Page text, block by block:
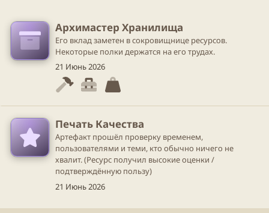
Архимастер Хранилища
Его вклад заметен в сокровищнице ресурсов.
Некоторые полки держатся на его трудах.
21 Июнь 2026
Печать Качества
Артефакт прошёл проверку временем,
пользователями и теми, кто обычно ничего не
хвалит. (Ресурс получил высокие оценки /
подтверждённую пользу)
21 Июнь 2026